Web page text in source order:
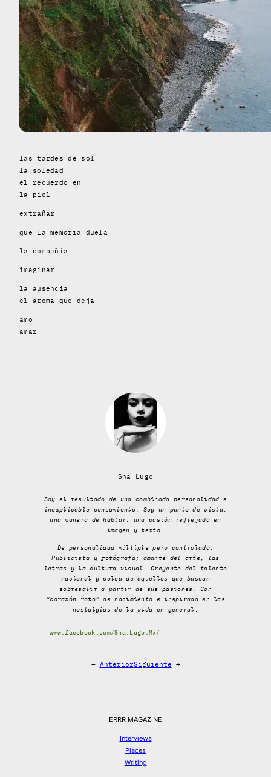
las tardes de sol
la soledad
el recuerdo en
la piel
extrañar
que la memoria duela
la compañía
imaginar
la ausencia
el aroma que deja
amo
amar
Sha Lugo
Soy el resultado de una combinada personalidad e
inexplicable pensamiento. Soy un punto de vista,
una manera de hablar, una pasión reflejada en
imagen y texto.
De personalidad múltiple pero controlada.
Publicista y fotógrafa; amante del arte, las
letras y la cultura visual. Creyente del talento
nacional y polea de aquellos que buscan
sobresalir a partir de sus pasiones. Con
“corazón roto” de nacimiento e inspirada en las
nostalgias de la vida en general.
www.facebook.com/Sha.Lugo.Mx/
← AnteriorSiguiente →
ERRR MAGAZINE
Interviews
Places
Writing